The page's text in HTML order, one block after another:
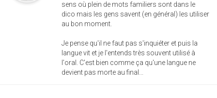
sens où plein de mots familiers sont dans le
dico mais les gens savent (en général) les utiliser
au bon moment.
Je pense qu'il ne faut pas s'inquiéter et puis la
langue vit et je l'entends très souvent utilisé à
l'oral. C'est bien comme ça qu'une langue ne
devient pas morte au final...